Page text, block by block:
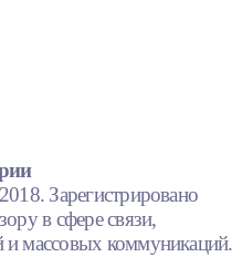
Зарегистрировано
в сфере связи,
массовых коммуникаций.